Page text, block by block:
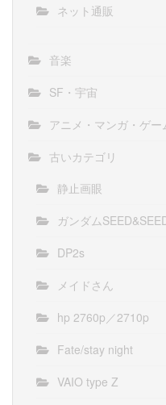
ネット通販
音楽
SF・宇宙
アニメ・マンガ・ゲー
古いカテゴリ
静止画眼
ガンダム
DP2s
メイドさん
hp 2760p／2710p
Fate/stay night
VAIO type Z